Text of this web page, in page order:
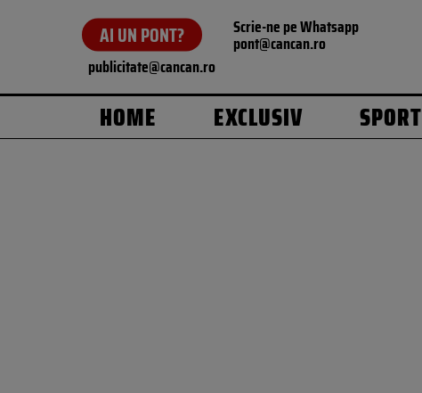
AI UN PONT? Scrie-ne pe Whatsapp
pont@cancan.ro
publicitate@cancan.ro
HOME EXCLUSIV SPORT